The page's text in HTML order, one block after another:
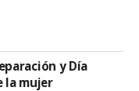
y Día
la mujer